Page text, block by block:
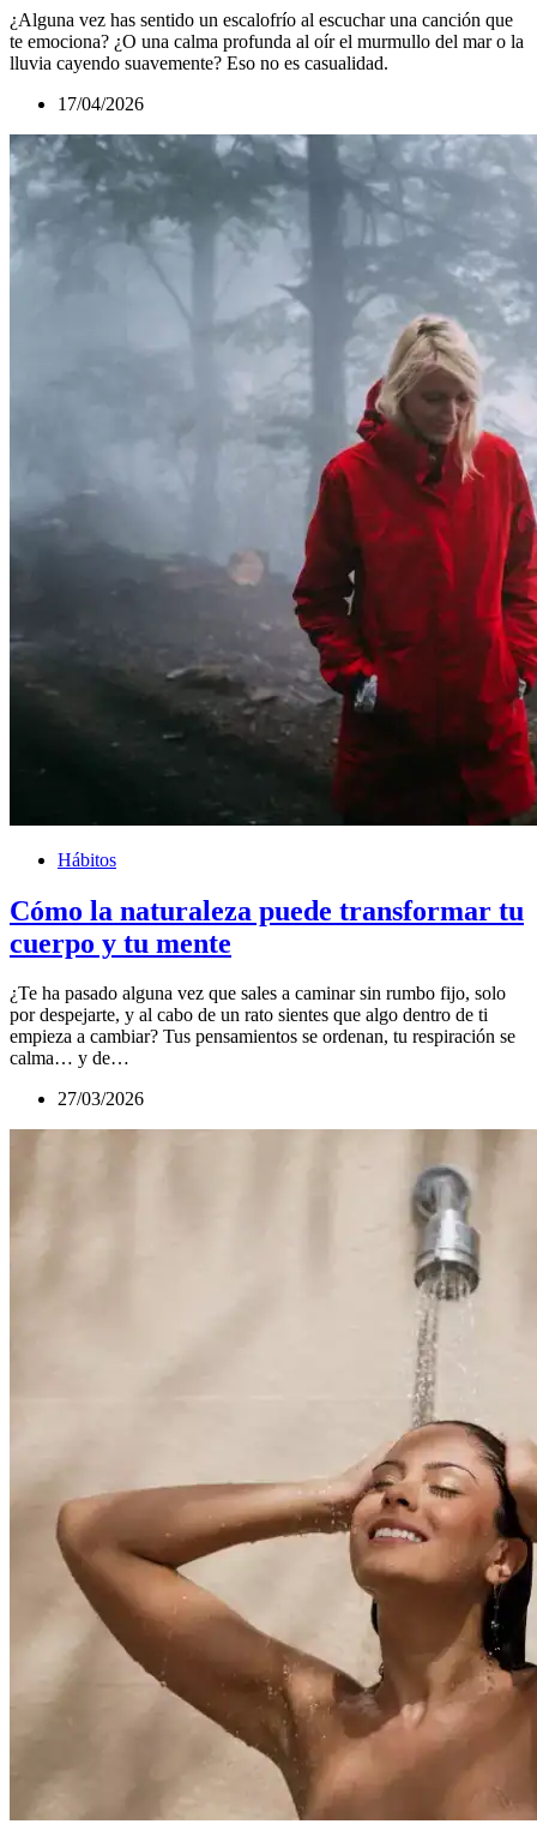
¿Alguna vez has sentido un escalofrío al escuchar una canción que
te emociona? ¿O una calma profunda al oír el murmullo del mar o la
lluvia cayendo suavemente? Eso no es casualidad.
17/04/2026
Hábitos
Cómo la naturaleza puede transformar tu
cuerpo y tu mente
¿Te ha pasado alguna vez que sales a caminar sin rumbo fijo, solo
por despejarte, y al cabo de un rato sientes que algo dentro de ti
empieza a cambiar? Tus pensamientos se ordenan, tu respiración se
calma… y de…
27/03/2026